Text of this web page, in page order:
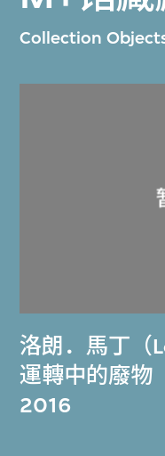
Collection
洛朗．馬丁（
運轉中的廢物
2016